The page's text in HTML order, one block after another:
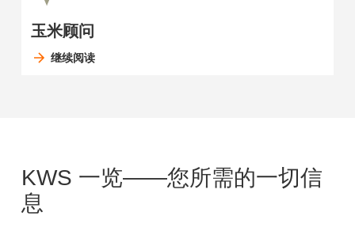
玉米顾问
继续阅读
KWS 一览——您所需的一切信
息